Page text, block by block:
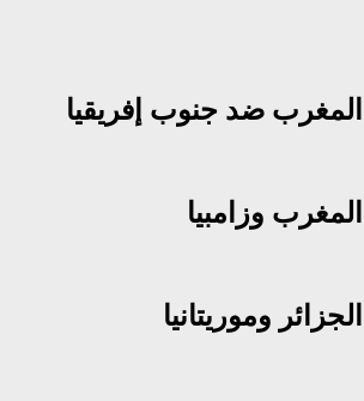
ضد جنوب إفريقيا
وزامبيا
وموريتانيا